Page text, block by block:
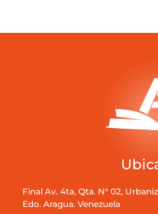
Final Av. 4ta, Qta. N° 02,
Edo. Aragua. Venezuela